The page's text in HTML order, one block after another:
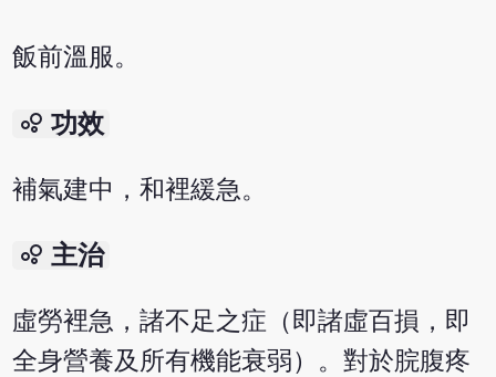
飯前溫服。
bubble_chart 功效
補氣建中，和裡緩急。
bubble_chart 主治
虛勞裡急，諸不足之症（即諸虛百損，即
全身營養及所有機能衰弱）。對於脘腹疼